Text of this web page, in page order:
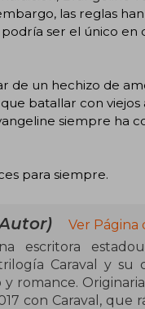
las reglas
ser el único en
de un hechizo de
batallar con viejos
siempre ha
para siempre.
Ver Página
escritora
Caraval y su
y romance.
con Caraval, que